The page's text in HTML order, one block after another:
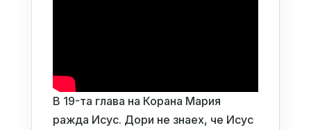
В 19-та глава на Корана Мария
ражда Исус. Дори не знаех, че Исус